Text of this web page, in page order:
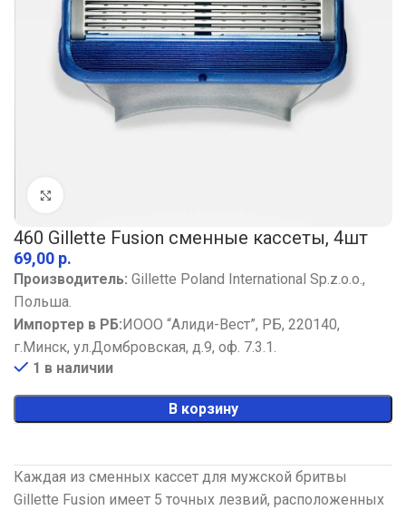
460 Gillette Fusion сменные кассеты, 4шт
р.
Производитель: Gillette Poland International Sp.z.o.o.,
Польша.
Импортер в РБ: ИООО “Алиди-Вест”, РБ, 220140,
г.Минск, ул.Домбровская, д.9, оф. 7.3.1.
1 в наличии
В корзину
Каждая из сменных кассет для мужской бритвы
Gillette Fusion имеет 5 точных лезвий, расположенных